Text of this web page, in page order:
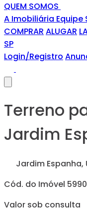
QUEM SOMOS
A Imobiliária Equipe
COMPRAR ALUGAR
SP
Login/Registro
Terreno
Jardim
Jardim Espanha,
Cód. do Imóvel 5990
Valor sob consulta